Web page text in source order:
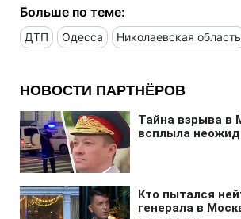
Больше по теме:
ДТП Одесса Николаевская область